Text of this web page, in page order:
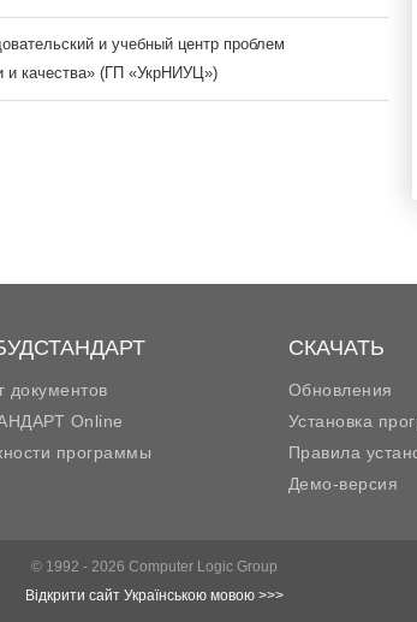
и учебный центр проблем
и качества» (ГП «УкрНИУЦ»)
документов
Online
программы
СКАЧАТЬ
Обновления
Установка
Правила
Демо-версия
© 1992 - 2026 Computer Logic Group
Відкрити сайт Українською мовою >>>